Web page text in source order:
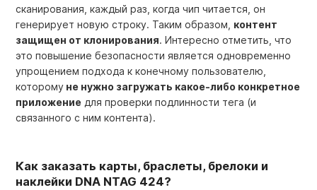
сканирования, каждый раз, когда чип читается, он
генерирует новую строку. Таким образом, контент
защищен от клонирования. Интересно отметить, что
это повышение безопасности является одновременно
упрощением подхода к конечному пользователю,
которому не нужно загружать какое-либо конкретное
приложение для проверки подлинности тега (и
связанного с ним контента).
Как заказать карты, браслеты, брелоки и
наклейки DNA NTAG 424?